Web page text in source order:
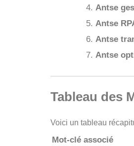
Antse
Antse
Antse
Antse
Tableau des
Voici un tableau
Mot-clé associé